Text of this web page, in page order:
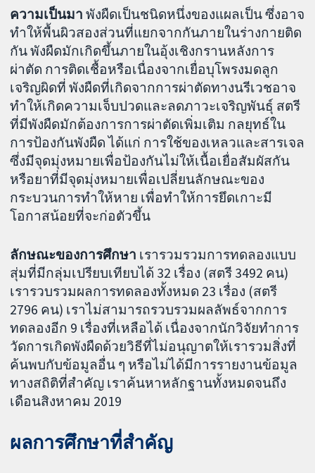
ความเป็นมา พังผืดเป็นชนิดหนึ่งของแผลเป็น ซึ่งอาจ
ทำให้พื้นผิวสองส่วนที่แยกจากกันภายในร่างกายติด
กัน พังผืดมักเกิดขึ้นภายในอุ้งเชิงกรานหลังการ
ผ่าตัด การติดเชื้อหรือเนื่องจากเยื่อบุโพรงมดลูก
เจริญผิดที่ พังผืดที่เกิดจากการผ่าตัดทางนรีเวชอาจ
ทำให้เกิดความเจ็บปวดและลดภาวะเจริญพันธุ์ สตรี
ที่มีพังผืดมักต้องการการผ่าตัดเพิ่มเติม กลยุทธ์ใน
การป้องกันพังผืด ได้แก่ การใช้ของเหลวและสารเจล
ซึ่งมีจุดมุ่งหมายเพื่อป้องกันไม่ให้เนื้อเยื่อสัมผัสกัน
หรือยาที่มีจุดมุ่งหมายเพื่อเปลี่ยนลักษณะของ
กระบวนการทำให้หาย เพื่อทำให้การยึดเกาะมี
โอกาสน้อยที่จะก่อตัวขึ้น
ลักษณะของการศึกษา เรารวมรวมการทดลองแบบ
สุ่มที่มีกลุ่มเปรียบเทียบได้ 32 เรื่อง (สตรี 3492 คน)
เรารวบรวมผลการทดลองทั้งหมด 23 เรื่อง (สตรี
2796 คน) เราไม่สามารถรวบรวมผลลัพธ์จากการ
ทดลองอีก 9 เรื่องที่เหลือได้ เนื่องจากนักวิจัยทำการ
วัดการเกิดพังผืดด้วยวิธีที่ไม่อนุญาตให้เรารวมสิ่งที่
ค้นพบกับข้อมูลอื่น ๆ หรือไม่ได้มีการรายงานข้อมูล
ทางสถิติที่สำคัญ เราค้นหาหลักฐานทั้งหมดจนถึง
เดือนสิงหาคม 2019
ผลการศึกษาที่สำคัญ